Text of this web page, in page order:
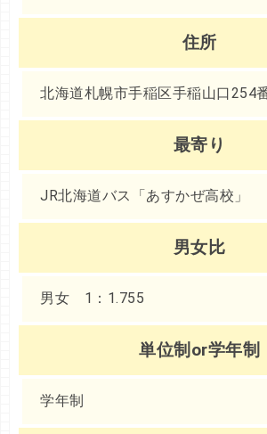
住所
北海道札幌市手稲区手稲山口254
最寄り
JR北海道バス「あすかぜ高校」
男女比
男女 1：1.755
単位制or学年制
学年制